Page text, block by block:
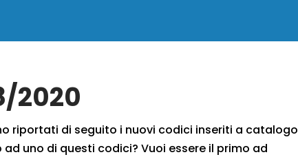
2020
riportati di seguito i nuovi codici inseriti a catalogo
uno di questi codici? Vuoi essere il primo ad